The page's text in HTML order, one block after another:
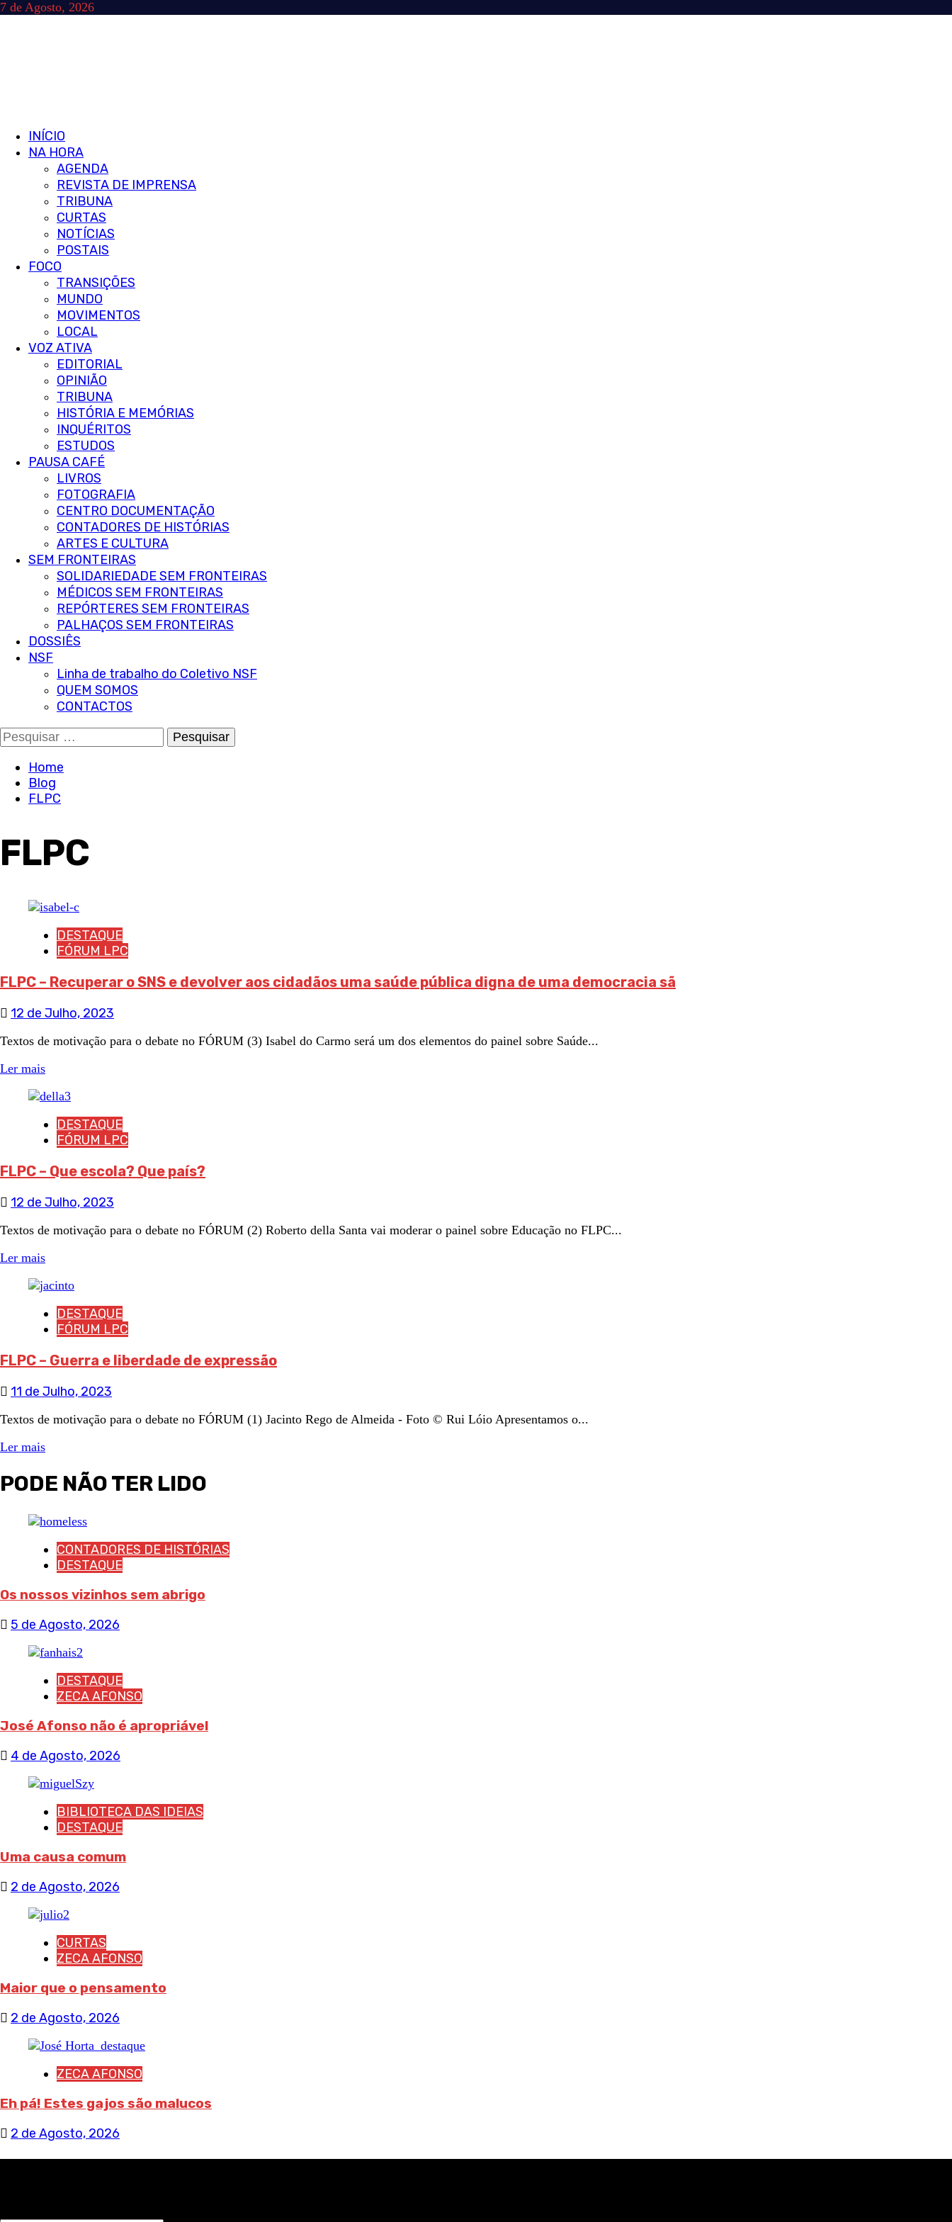
Skip
7 de Agosto, 2026
Primary
Menu
INÍCIO
NA HORA
AGENDA
REVISTA DE IMPRENSA
TRIBUNA
CURTAS
NOTÍCIAS
POSTAIS
FOCO
TRANSIÇÕES
MUNDO
MOVIMENTOS
LOCAL
VOZ ATIVA
EDITORIAL
OPINIÃO
TRIBUNA
HISTÓRIA E MEMÓRIAS
INQUÉRITOS
ESTUDOS
PAUSA CAFÉ
LIVROS
FOTOGRAFIA
CENTRO DOCUMENTAÇÃO
CONTADORES DE HISTÓRIAS
ARTES E CULTURA
SEM FRONTEIRAS
SOLIDARIEDADE SEM FRONTEIRAS
MÉDICOS SEM FRONTEIRAS
REPÓRTERES SEM FRONTEIRAS
PALHAÇOS SEM FRONTEIRAS
DOSSIÊS
NSF
Linha de trabalho do Coletivo NSF
QUEM SOMOS
CONTACTOS
Pesquisar
por:
Home
Blog
FLPC
FLPC
DESTAQUE
FÓRUM LPC
FLPC – Recuperar o SNS e devolver aos cidadãos uma saúde pública digna de uma democracia sã
12 de Julho, 2023
Textos de motivação para o debate no FÓRUM (3) Isabel do Carmo será um dos elementos do painel sobre Saúde...
Ler mais
DESTAQUE
FÓRUM LPC
FLPC – Que escola? Que país?
12 de Julho, 2023
Textos de motivação para o debate no FÓRUM (2) Roberto della Santa vai moderar o painel sobre Educação no FLPC...
Ler mais
DESTAQUE
FÓRUM LPC
FLPC – Guerra e liberdade de expressão
11 de Julho, 2023
Textos de motivação para o debate no FÓRUM (1) Jacinto Rego de Almeida - Foto © Rui Lóio Apresentamos o...
Ler mais
PODE NÃO TER LIDO
CONTADORES DE HISTÓRIAS
DESTAQUE
Os nossos vizinhos sem abrigo
5 de Agosto, 2026
DESTAQUE
ZECA AFONSO
José Afonso não é apropriável
4 de Agosto, 2026
BIBLIOTECA DAS IDEIAS
DESTAQUE
Uma causa comum
2 de Agosto, 2026
CURTAS
ZECA AFONSO
Maior que o pensamento
2 de Agosto, 2026
ZECA AFONSO
Eh pá! Estes gajos são malucos
2 de Agosto, 2026